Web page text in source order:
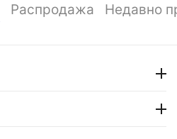
Распродажа Недавно